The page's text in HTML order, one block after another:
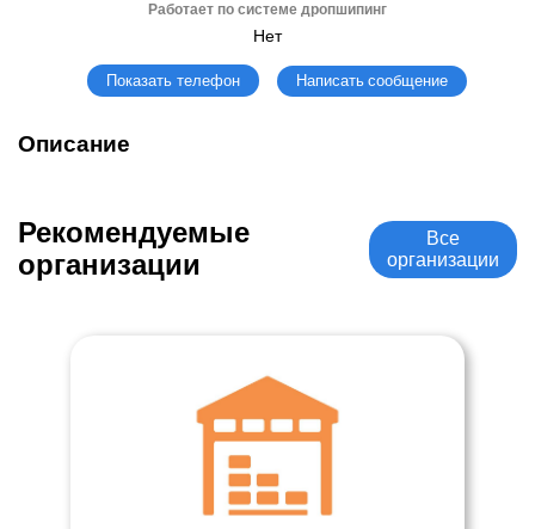
Работает по системе дропшипинг
Нет
Показать телефон Написать сообщение
Описание
Рекомендуемые
организации
Все
организации